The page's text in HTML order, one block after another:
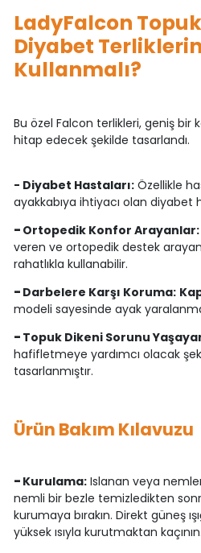
LadyFalcon
Diyabet
Kullanmalı?
Bu özel Falcon terlikleri, geniş bir
hitap edecek şekilde tasarlandı.
- Diyabet Hastaları:Özellikle
ayakkabıya ihtiyacı olan diyabet
- Ortopedik Konfor Arayanlar:
veren ve ortopedik destek
rahatlıkla kullanabilir.
- Darbelere Karşı Koruma:
modeli sayesinde ayak
- Topuk Dikeni Sorunu
hafifletmeye yardımcı olacak
tasarlanmıştır.
Ürün Bakım Kılavuzu
- Kurulama:Islanan veya
nemli bir bezle temizledikten
kurumaya bırakın. Direkt güneş
yüksek ısıyla kurutmaktan kaçının.